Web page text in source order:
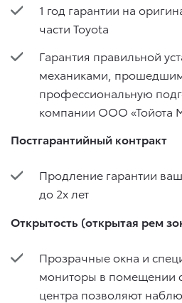
1 год гарантии на
части Toyota
Гарантия правильной
механиками,
профессиональную
компании ООО «Тойота
Постгарантийный контракт
Продление гарантии
до 2х лет
Открытость (открытая рем
Прозрачные окна и
мониторы в помещении
центра позволяют